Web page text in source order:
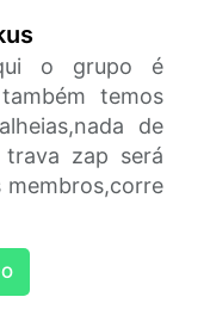
o grupo é
temos
de
zap será
membros,corre